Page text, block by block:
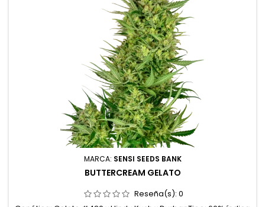
MARCA: SENSI SEEDS BANK
BUTTERCREAM GELATO
Reseña(s): 0